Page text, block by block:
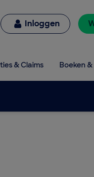
Inloggen
& Claims Boeken